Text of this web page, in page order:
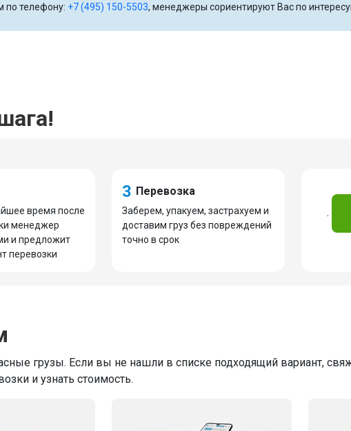
по телефону: +7 (495) 150-5503, менеджеры сориентируют Вас по
время после
менеджер
и предложит
перевозки
3 Перевозка
Заберем, упакуем, застрахуем и
доставим груз без повреждений
точно в срок
.
грузы. Если вы не нашли в списке подходящий вариант,
и узнать стоимость.